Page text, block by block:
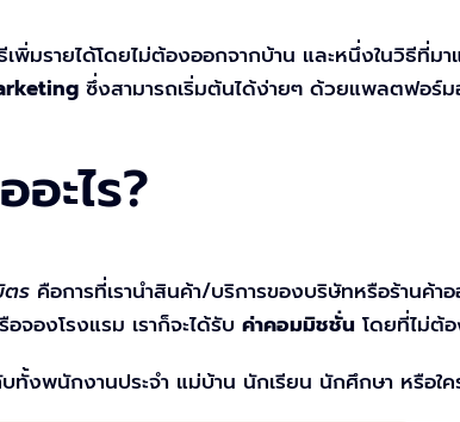
มรายได้โดยไม่ต้องออกจากบ้าน และหนึ่งในวิธีที่ม
ซึ่งสามารถเริ่มต้นได้ง่ายๆ ด้วยแพลตฟอร์ม
ะไร?
ร คือการที่เรานำสินค้า/บริการของบริษัทหรือร้านค้
จองโรงแรม เราก็จะได้รับ ค่าคอมมิชชั่น โดยที่ไม่ต้
บทั้งพนักงานประจำ แม่บ้าน นักเรียน นักศึกษา หรือใ